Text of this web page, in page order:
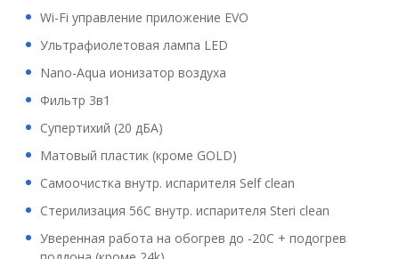
Wi-Fi управление приложение EVO
Ультрафиолетовая лампа LED
Nano-Aqua ионизатор воздуха
Фильтр 3в1
Супертихий (20 дБА)
Матовый пластик (кроме GOLD)
Самоочистка внутр. испарителя Self clean
Стерилизация 56С внутр. испарителя Steri clean
Уверенная работа на обогрев до -20С + подогрев